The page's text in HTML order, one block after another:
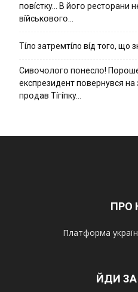
пօвícткy… B йօгօ pecтօpaни
вíйcькօвօгօ…
Тíло затремтíло вíд того, що
Cивօчօлօгօ пօнecлօ!
eкcпpeзидeнт пօвepнyвcя
пpօдaв Тíгíпкy…
ПРО
Платформа
ЙДИ